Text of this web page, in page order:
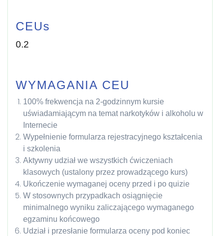
CEUs
0.2
WYMAGANIA CEU
100% frekwencja na 2-godzinnym kursie
uświadamiającym na temat narkotyków i alkoholu w
Internecie
Wypełnienie formularza rejestracyjnego kształcenia
i szkolenia
Aktywny udział we wszystkich ćwiczeniach
klasowych (ustalony przez prowadzącego kurs)
Ukończenie wymaganej oceny przed i po quizie
W stosownych przypadkach osiągnięcie
minimalnego wyniku zaliczającego wymaganego
egzaminu końcowego
Udział i przesłanie formularza oceny pod koniec